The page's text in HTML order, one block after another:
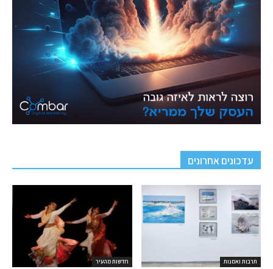
עדכונים אחרונים
חדשות מהעיר תרבות ואמנות